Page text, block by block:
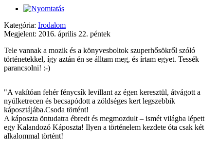
Kategória: Irodalom
Megjelent: 2016. április 22. péntek
Tele vannak a mozik és a könyvesboltok szuperhősökről szóló
történetekkel, így aztán én se álltam meg, és írtam egyet. Tessék
parancsolni! :-)
"A vakítóan fehér fénycsík levillant az égen keresztül, átvágott a
nyúlketrecen és becsapódott a zöldséges kert legszebbik
káposztájába.Csoda történt!
A káposzta öntudatra ébredt és megmozdult – ismét világba lépett
egy Kalandozó Káposzta! Ilyen a történelem kezdete óta csak két
alkalommal történt!